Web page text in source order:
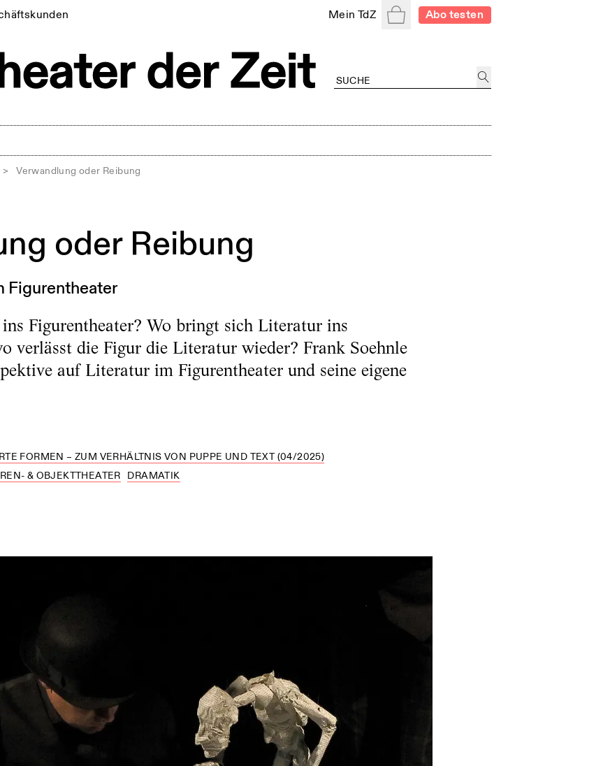
Mein TdZ WarenkorbAbo testen
> Verwandlung oder Reibung
oder Reibung
Figurentheater
Figurentheater? Wo bringt sich Literatur ins
verlässt die Figur die Literatur wieder? Frank Soehnle
auf Literatur im Figurentheater und seine eigene
FORMEN – ZUM VERHÄLTNIS VON PUPPE UND TEXT (04/2025)
& OBJEKTTHEATER DRAMATIK